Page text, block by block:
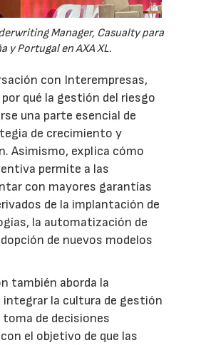
Manager, Casualty para
y Portugal en AXA XL.
con Interempresas,
qué la gestión del riesgo
una parte esencial de
de crecimiento y
Asimismo, explica cómo
permite a las
con mayores garantías
de la implantación de
la automatización de
de nuevos modelos
también aborda la
integrar la cultura de gestión
toma de decisiones
el objetivo de que las